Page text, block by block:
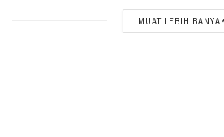
MUAT LEBIH